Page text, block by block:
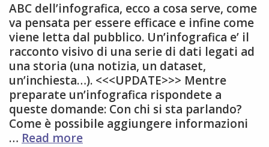
ABC dell’infografica, ecco a cosa serve, come
va pensata per essere efficace e infine come
viene letta dal pubblico. Un’infografica e’ il
racconto visivo di una serie di dati legati ad
una storia (una notizia, un dataset,
un’inchiesta…). <<<UPDATE>>> Mentre
preparate un’infografica rispondete a
queste domande: Con chi si sta parlando?
Come è possibile aggiungere informazioni
… Read moreABC